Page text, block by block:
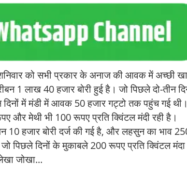
शनिवार को सभी प्रकार के अनाज की आवक में अच्छी
1 लाख 40 हजार बोरी हुई है। जो पिछले दो-तीन
में मंडी में आवक 50 हजार गट्टो तक पहुंच गई
और मेथी भी 100 रूपए प्रति क्विंटल मंदी रही है।
10 हजार बोरी दर्ज की गई है, और लहसुन का भाव
दिनों के मुकाबले 200 रूपए प्रति क्विंटल मंदा
जोखा...